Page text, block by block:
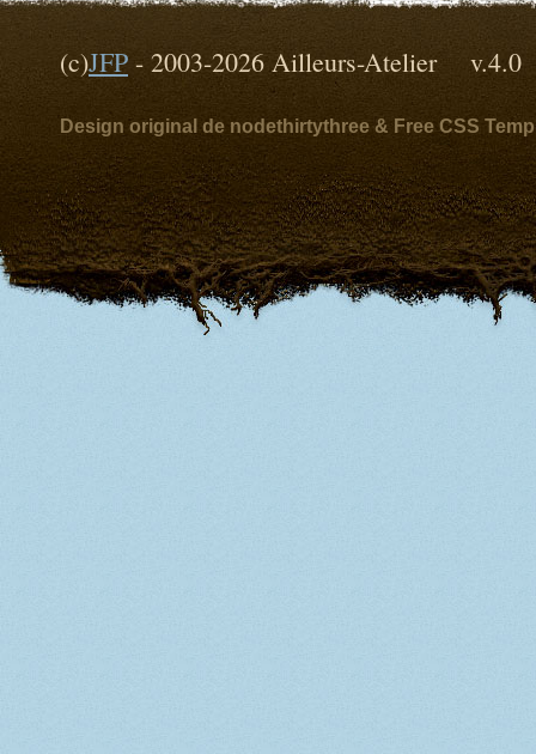
(c)JFP - 2003-2026 Ailleurs-Atelier
Design original de nodethirtythree & Free CSS